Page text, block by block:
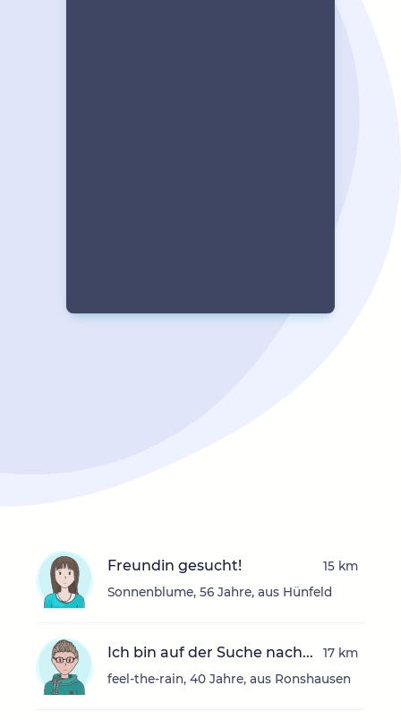
Freundin gesucht!
Sonnenblume, 56 Jahre, aus Hünfeld
15 km
Ich bin auf der Suche nach...
feel-the-rain, 40 Jahre, aus Ronshausen
17 km